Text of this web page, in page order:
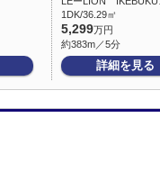
1DK/36.29㎡
5,299万円
約383m／5分
詳細を見る